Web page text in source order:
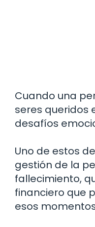
Cuando una
seres queridos
desafíos
Uno de estos
gestión de la
fallecimiento,
financiero que
esos